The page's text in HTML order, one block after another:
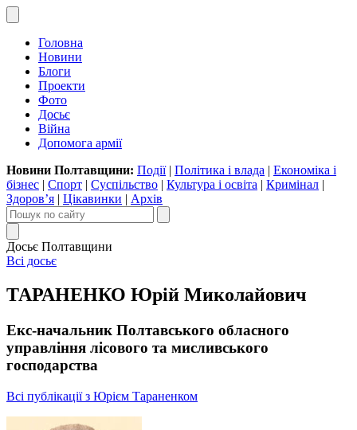
Головна
Новини
Блоги
Проекти
Фото
Досьє
Війна
Допомога армії
Новини Полтавщини: Події| Політика і влада | Економіка і
бізнес | Спорт | Суспільство | Культура і освіта | Кримінал |
Здоров’я | Цікавинки | Архів
Досьє Полтавщини
Всі досьє
ТАРАНЕНКО Юрій Миколайович
Екс-начальник Полтавського обласного
управління лісового та мисливського
господарства
Всі публікації з Юрієм Тараненком